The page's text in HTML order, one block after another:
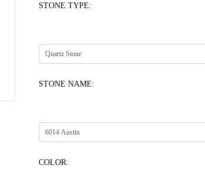
STONE TYPE:
STONE NAME:
COLOR: